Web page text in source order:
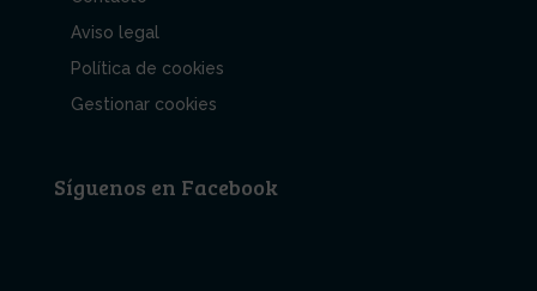
Aviso legal
Política de cookies
Gestionar cookies
Síguenos en Facebook